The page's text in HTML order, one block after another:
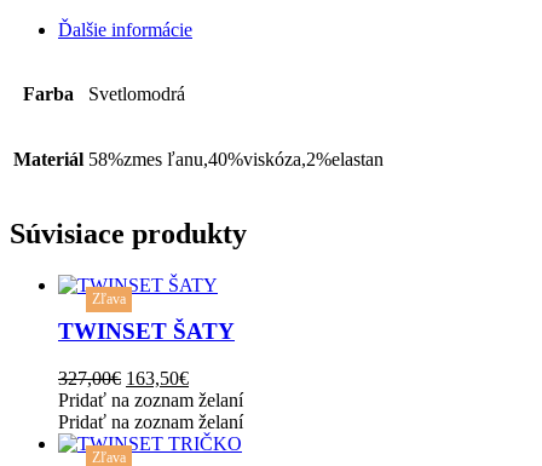
Ďalšie informácie
Farba Svetlomodrá
Materiál 58%zmes ľanu,40%viskóza,2%elastan
Súvisiace produkty
This
product
has
variants.
The
options
may
be
TWINSET ŠATY
327,00€ Original
price
was:
327,00€.
163,50€Current
price
is:
163,50€.
Zľava
Pridať na zoznam želaní
Pridať na zoznam želaní
This
Zľava